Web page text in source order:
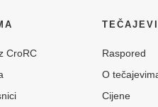
CroRC
TEČAJEVI
Raspored
O
Cijene